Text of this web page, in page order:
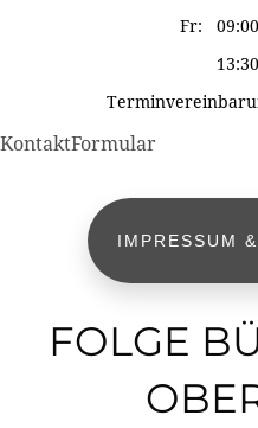
Fr:
13:30 -
KontaktFormular
IMPRESSUM
FOLGE